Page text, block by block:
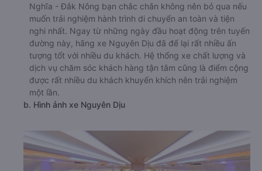
Nghĩa - Đắk Nông bạn chắc chắn không nên bỏ qua nếu
muốn trải nghiệm hành trình di chuyển an toàn và tiện
nghi nhất. Ngay từ những ngày đầu hoạt động trên tuyến
đường này, hãng xe Nguyên Dịu đã để lại rất nhiều ấn
tượng tốt với nhiều du khách. Hệ thống xe chất lượng và
dịch vụ chăm sóc khách hàng tận tâm cũng là điểm cộng
được rất nhiều du khách khuyến khích nên trải nghiệm
một lần.
b. Hình ảnh xe Nguyên Dịu